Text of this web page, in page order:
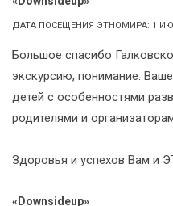
ДАТА ПОСЕЩЕНИЯ ЭТНОМИРА: 1
Большое спасибо
экскурсию, понимание.
детей с особенностями
родителями и
Здоровья и успехов Вам и
«Downsideup»